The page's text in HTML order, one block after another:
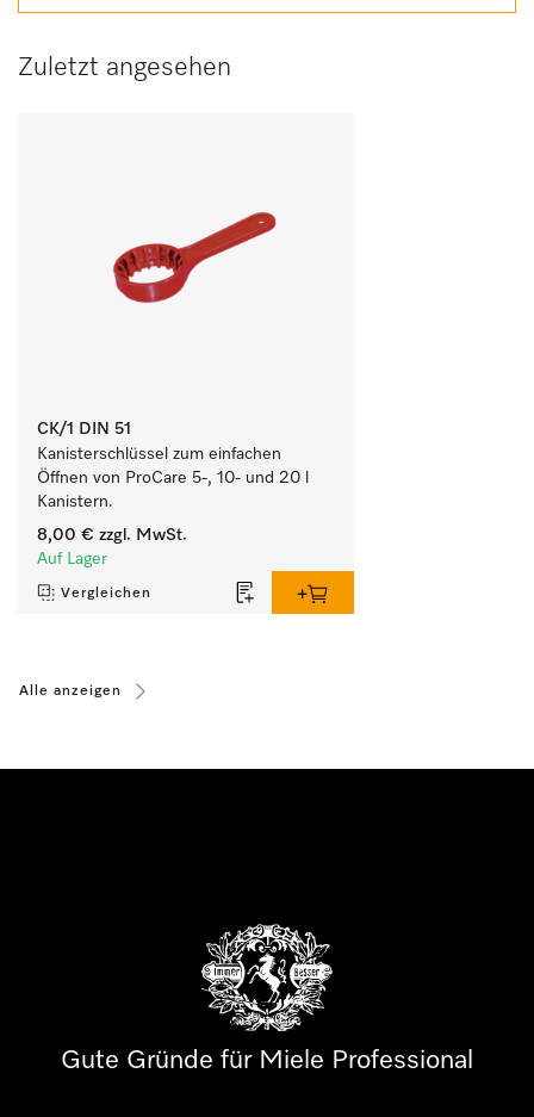
Zuletzt angesehen
CK/1 DIN 51
Kanisterschlüssel zum einfachen
Öffnen von ProCare 5-, 10- und 20 l
Kanistern.
8,00 € zzgl. MwSt.
Auf Lager
Vergleichen
Alle anzeigen
Gute Gründe für Miele Professional